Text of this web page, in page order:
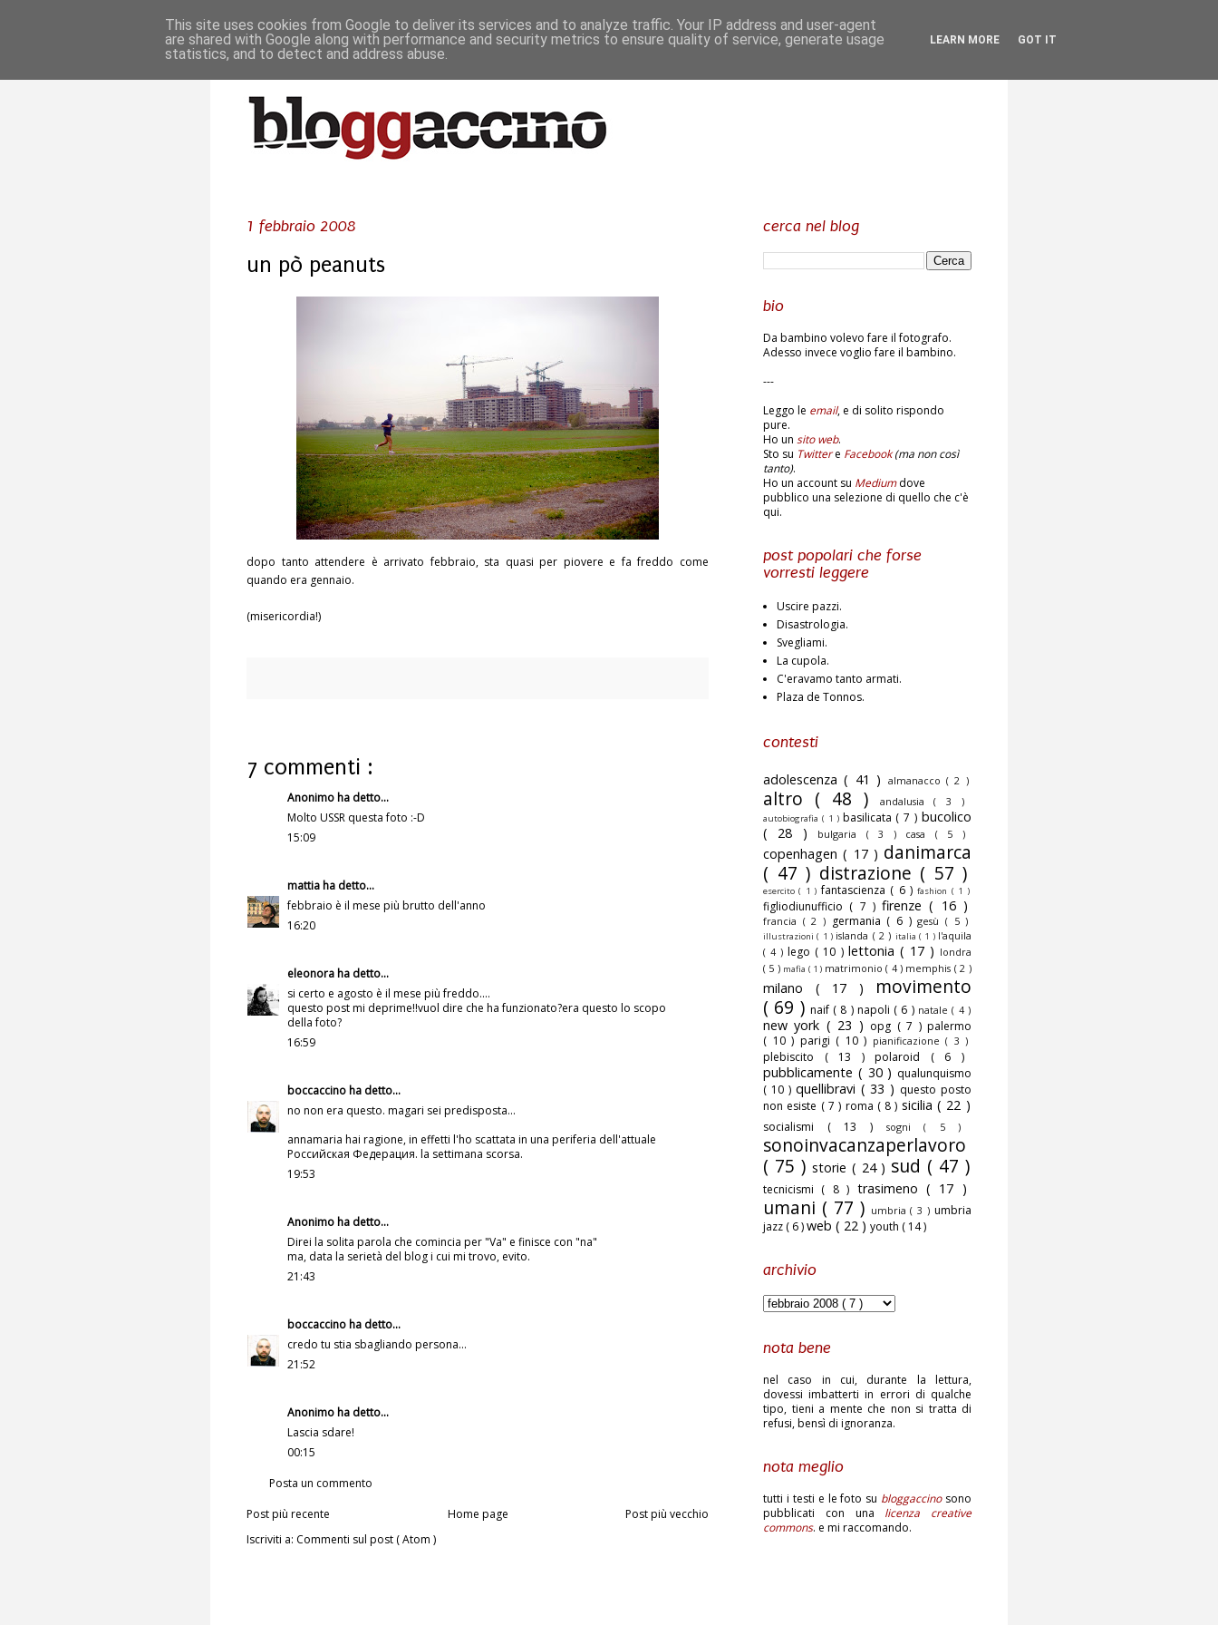
1 febbraio 2008
un pò peanuts
dopo tanto attendere è arrivato febbraio, sta quasi per piovere e fa freddo come
quando era gennaio.
(misericordia!)
7 commenti :
Anonimo ha detto...
Molto USSR questa foto :-D
15:09
mattia ha detto...
febbraio è il mese più brutto dell'anno
16:20
eleonora ha detto...
si certo e agosto è il mese più freddo....
questo post mi deprime!!vuol dire che ha funzionato?era questo lo scopo
della foto?
16:59
boccaccino ha detto...
no non era questo. magari sei predisposta...
annamaria hai ragione, in effetti l'ho scattata in una periferia dell'attuale
Российская Федерация. la settimana scorsa.
19:53
Anonimo ha detto...
Direi la solita parola che comincia per "Va" e finisce con "na"
ma, data la serietà del blog i cui mi trovo, evito.
21:43
boccaccino ha detto...
credo tu stia sbagliando persona...
21:52
Anonimo ha detto...
Lascia sdare!
00:15
Posta un commento
Post più recente
Post più vecchio
Home page
Iscriviti a: Commenti sul post ( Atom )
cerca nel blog
bio
Da bambino volevo fare il fotografo.
Adesso invece voglio fare il bambino.
---
Leggo le email, e di solito rispondo
pure.
Ho un sito web.
Sto su Twitter e Facebook(ma non così
tanto).
Ho un account su Mediumdove
pubblico una selezione di quello che c'è
qui.
post popolari che forse
vorresti leggere
Uscire pazzi.
Disastrologia.
Svegliami.
La cupola.
C'eravamo tanto armati.
Plaza de Tonnos.
contesti
adolescenza( 41 ) almanacco ( 2 )
altro ( 48 ) andalusia( 3 )
autobiografia ( 1 ) basilicata ( 7 ) bucolico
( 28 )
bulgaria ( 3 ) casa ( 5 )
copenhagen( 17 ) danimarca
( 47 ) distrazione ( 57 )
esercito( 1 )fantascienza ( 6 )fashion ( 1 )
figliodiunufficio ( 7 ) firenze( 16 )
francia ( 2 ) germania ( 6 )gesù( 5 )
illustrazioni( 1 ) islanda ( 2 ) italia( 1 ) l'aquila
( 4 ) lego ( 10 ) lettonia ( 17 ) londra
( 5 ) mafia ( 1 ) matrimonio( 4 ) memphis ( 2 )
milano ( 17 )
movimento
( 69 ) naif ( 8 ) napoli ( 6 ) natale( 4 )
new york ( 23 ) opg ( 7 )palermo
( 10 ) parigi ( 10 ) pianificazione( 3 )
plebiscito ( 13 ) polaroid ( 6 )
pubblicamente ( 30 ) qualunquismo
( 10 ) quellibravi ( 33 ) questo posto
non esiste ( 7 ) roma ( 8 ) sicilia( 22 )
socialismi ( 13 ) sogni( 5 )
sonoinvacanzaperlavoro
( 75 ) storie ( 24 ) sud ( 47 )
tecnicismi ( 8 ) trasimeno ( 17 )
umani ( 77 ) umbria( 3 ) umbria
jazz ( 6 )web ( 22 ) youth ( 14 )
archivio
nota bene
nel caso in cui, durante la lettura,
dovessi imbatterti in errori di qualche
tipo, tieni a mente che non si tratta di
refusi, bensì di ignoranza.
nota meglio
tutti i testi e le foto su bloggaccinosono
pubblicati con una licenza creative
commons. e mi raccomando.
This site uses cookies from Google to deliver its services and to analyze traffic. Your IP address and user-agent
are shared with Google along with performance and security metrics to ensure quality of service, generate usage
statistics, and to detect and address abuse.
LEARN MORE GOT IT